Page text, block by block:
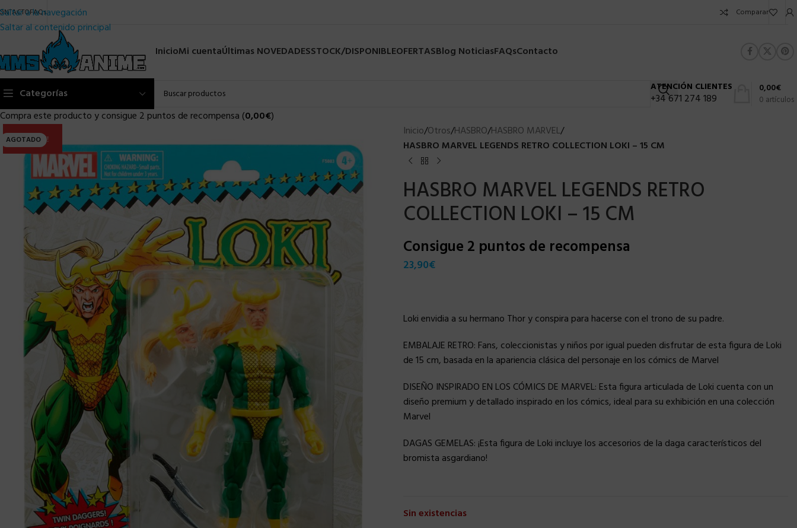
Saltar a la navegación
Saltar al contenido principal
FAQs Comparar
InicioMi cuentaÚltimas NOVEDADESSTOCK/DISPONIBLEOFERTASBlog NoticiasFAQsContacto
Categorías ATENCIÓN CLIENTES
+34 671 274 189 0 artículos
0,00€
Compra este producto y consigue 2 puntos de recompensa (0,00€)
AGOTADO
ULTIMA!! Inicio/Otros/HASBRO/HASBRO MARVEL/
HASBRO MARVEL LEGENDS RETRO COLLECTION LOKI – 15 CM
HASBRO MARVEL LEGENDS RETRO
COLLECTION LOKI – 15 CM
Consigue 2 puntos de recompensa
23,90€
Loki envidia a su hermano Thor y conspira para hacerse con el trono de su padre.
EMBALAJE RETRO: Fans, coleccionistas y niños por igual pueden disfrutar de esta figura de Loki
de 15 cm, basada en la apariencia clásica del personaje en los cómics de Marvel
DISEÑO INSPIRADO EN LOS CÓMICS DE MARVEL: Esta figura articulada de Loki cuenta con un
diseño premium y detallado inspirado en los cómics, ideal para su exhibición en una colección
Marvel
DAGAS GEMELAS: ¡Esta figura de Loki incluye los accesorios de la daga característicos del
bromista asgardiano!
Sin existencias